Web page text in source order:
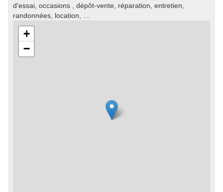
d'essai, occasions , dépôt-vente, réparation, entretien,
randonnées, location, ...
+
−